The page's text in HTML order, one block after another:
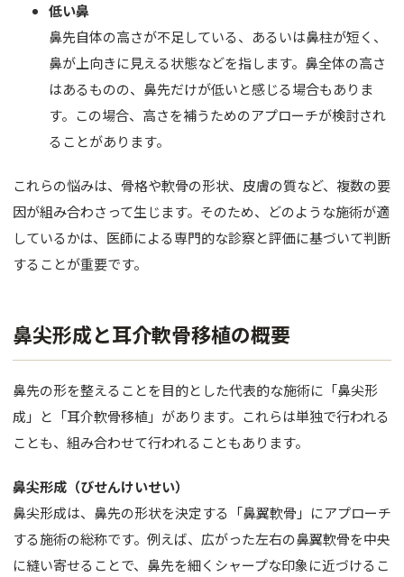
脂肪吸引
美容点滴
AGA・
ドクター
サプリ
低い鼻
鼻先自体の高さが不足している、あるいは鼻柱が短く、
鼻が上向きに見える状態などを指します。鼻全体の高さ
はあるものの、鼻先だけが低いと感じる場合もありま
す。この場合、高さを補うためのアプローチが検討され
ることがあります。
これらの悩みは、骨格や軟骨の形状、皮膚の質など、複数の要
因が組み合わさって生じます。そのため、どのような施術が適
しているかは、医師による専門的な診察と評価に基づいて判断
することが重要です。
鼻尖形成と耳介軟骨移植の概要
鼻先の形を整えることを目的とした代表的な施術に「鼻尖形
成」と「耳介軟骨移植」があります。これらは単独で行われる
ことも、組み合わせて行われることもあります。
鼻尖形成（びせんけいせい）
鼻尖形成は、鼻先の形状を決定する「鼻翼軟骨」にアプローチ
する施術の総称です。例えば、広がった左右の鼻翼軟骨を中央
に縫い寄せることで、鼻先を細くシャープな印象に近づけるこ